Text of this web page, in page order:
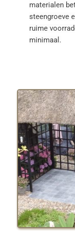
materialen
steengroeve
ruime
minimaal.